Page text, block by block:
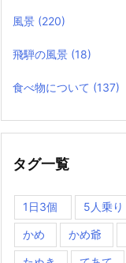
風景 (220)
飛騨の風景 (18)
食べ物について (137)
タグ一覧
1日3個 5人乗り
かめ かめ爺